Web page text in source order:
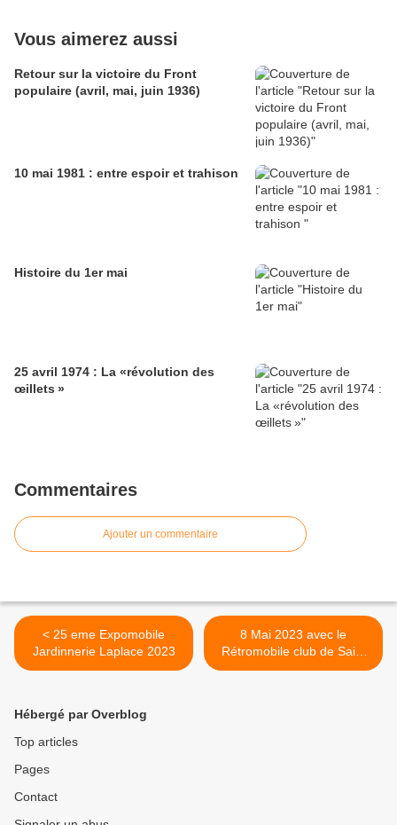
Vous aimerez aussi
Retour sur la victoire du Front
populaire (avril, mai, juin 1936)
10 mai 1981 : entre espoir et trahison
Histoire du 1er mai
25 avril 1974 : La «révolution des
œillets »
Commentaires
Ajouter un commentaire
< 25 eme Expomobile
Jardinnerie Laplace 2023
8 Mai 2023 avec le
Rétromobile club de Saint
Pathus >
Hébergé par Overblog
Top articles
Pages
Contact